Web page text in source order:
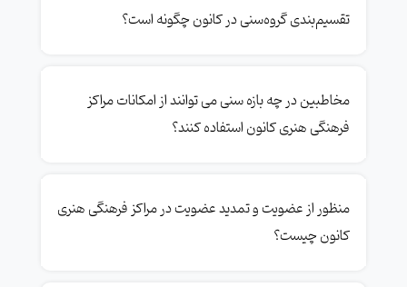
تقسیم‌بندی گروه‌سنی در کانون چگونه است؟
مخاطبین در چه بازه سنی می توانند از امکانات مراکز
فرهنگی هنری کانون استفاده کنند؟
منظور از عضویت و تمدید عضویت در مراکز فرهنگی هنری
کانون چیست؟